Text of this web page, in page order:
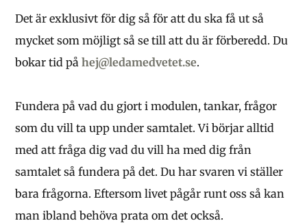
Det är exklusivt för dig så för att du ska få ut så
mycket som möjligt så se till att du är förberedd. Du
bokar tid påhej@ledamedvetet.se.
Fundera på vad du gjort i modulen, tankar, frågor
som du vill ta upp under samtalet. Vi börjar alltid
med att fråga dig vad du vill ha med dig från
samtalet så fundera på det. Du har svaren vi ställer
bara frågorna. Eftersom livet pågår runt oss så kan
man ibland behöva prata om det också.